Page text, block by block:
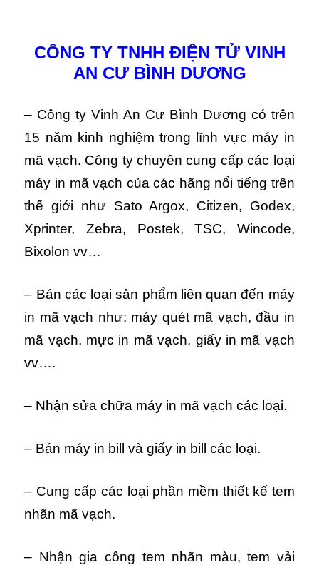
CÔNG TY TNHH ĐIỆN TỬ VINH
AN CƯ BÌNH DƯƠNG
– Công ty Vinh An Cư Bình Dương có trên
15 năm kinh nghiệm trong lĩnh vực máy in
mã vạch. Công ty chuyên cung cấp các loại
máy in mã vạch của các hãng nổi tiếng trên
thế giới như Sato Argox, Citizen, Godex,
Xprinter, Zebra, Postek, TSC, Wincode,
Bixolon vv…
– Bán các loại sản phẩm liên quan đến máy
in mã vạch như: máy quét mã vạch, đầu in
mã vạch, mực in mã vạch, giấy in mã vạch
vv….
– Nhận sửa chữa máy in mã vạch các loại.
– Bán máy in bill và giấy in bill các loại.
– Cung cấp các loại phần mềm thiết kế tem
nhãn mã vạch.
– Nhận gia công tem nhãn màu, tem vải